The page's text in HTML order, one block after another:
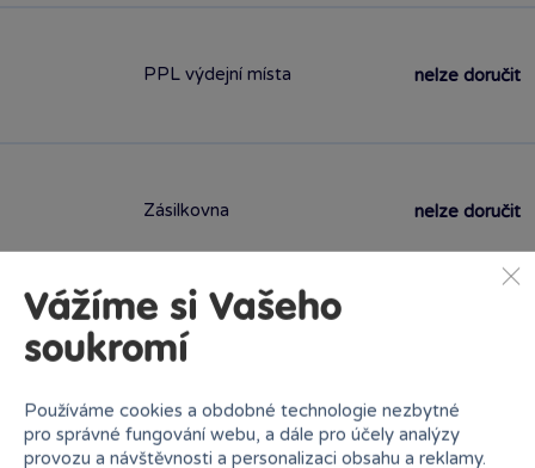
PPL výdejní místa nelze doručit
Zásilkovna nelze doručit
PPL
Vážíme si Vašeho
soukromí
Používáme cookies a obdobné technologie nezbytné
pro správné fungování webu, a dále pro účely analýzy
provozu a návštěvnosti a personalizaci obsahu a reklamy.